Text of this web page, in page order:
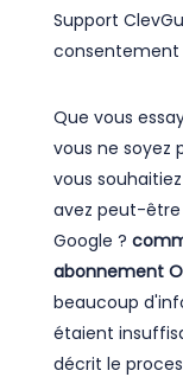
Support
consentement
Que vous
vous ne soyez
vous
avez peut-être
Google ?
abonnement
beaucoup
étaient
décrit le